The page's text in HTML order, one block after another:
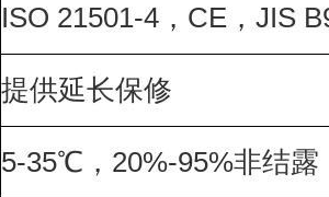
ISO 21501-4，CE，JIS
提供延长保修
5-35℃，20%-95%非结露